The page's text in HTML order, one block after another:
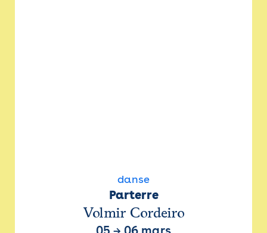
danse
Parterre
Volmir Cordeiro